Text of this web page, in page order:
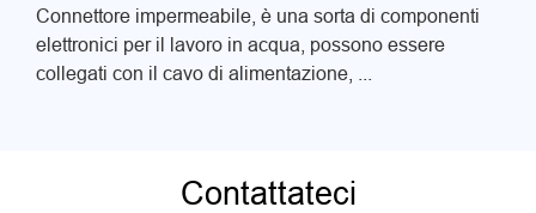
Connettore impermeabile, è una sorta di componenti
elettronici per il lavoro in acqua, possono essere
collegati con il cavo di alimentazione, ...
Contattateci